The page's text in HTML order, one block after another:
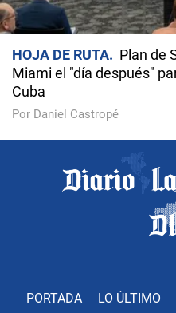
HOJA DE RUTA
Plan de
Miami el "día después"
Cuba
Por Daniel Castropé
PORTADA LO ÚLTIMO